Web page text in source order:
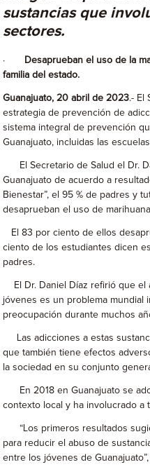
sustancias que
sectores.
·
Desaprueban el uso de la
familia del estado.
Guanajuato, 20 abril de 2023.- El
estrategia de prevención de
sistema integral de prevención
Guanajuato, incluidas las
El Secretario de Salud el Dr.
Guanajuato de acuerdo a
Bienestar”, el 95 % de padres y
desaprueban el uso de
El 83 por ciento de ellos
ciento de los estudiantes dicen
padres.
El Dr. Daniel Díaz refirió que el
jóvenes es un problema mundial
preocupación durante muchos
Las adicciones a estas
que también tiene efectos
la sociedad en su conjunto
En 2018 en Guanajuato se
contexto local y ha involucrado a
“Los primeros resultados
para reducir el abuso de
entre los jóvenes de